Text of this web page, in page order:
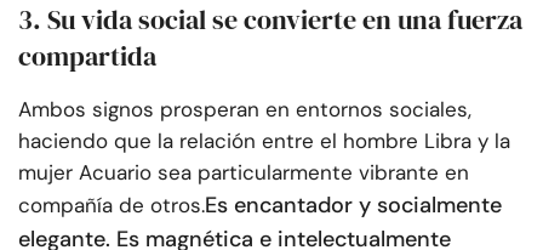
3. Su vida social se convierte en una fuerza
compartida
Ambos signos prosperan en entornos sociales,
haciendo que la relación entre el hombre Libra y la
mujer Acuario sea particularmente vibrante en
compañía de otros.Es encantador y socialmente
elegante. Es magnética e intelectualmente